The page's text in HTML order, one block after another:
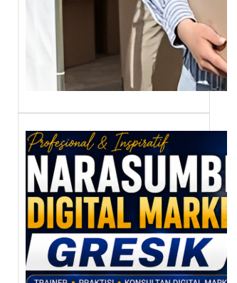
Narasumber
Digital Marketing
Gresik:
Meningkatkan
Daya Saing SDM
dan Bisnis di Era